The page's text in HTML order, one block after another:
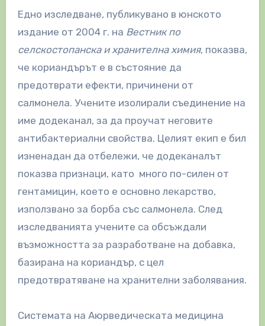
Едно изследване, публикувано в юнското
издание от 2004 г. на Вестник по
селскостопанска и хранителна химия, показва,
че кориандърът е в състояние да
предотврати ефекти, причинени от
салмонела. Учените изолирали съединение на
име додеканал, за да проучат неговите
антибактериални свойства. Целият екип е бил
изненадан да отбележи, че додеканалът
показва признаци, като много по-силен от
гентамицин, което е основно лекарство,
използвано за борба със салмонела. След
изследванията учените са обсъждали
възможността за разработване на добавка,
базирана на кориандър, с цел
предотвратяване на хранителни заболявания.
Системата на Аюрведическата медицина